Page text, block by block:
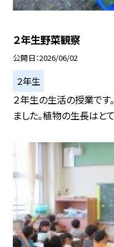
２年生野菜観察
公開日 2026/06/02
２年生
２年生の生活の授業で
ました。植物の生長はと